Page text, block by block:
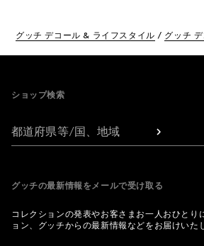
グッチ デコール & ライフスタイル グッチ
ショップ検索
都道府県等/国、地域
グッチの最新情報をメールで受け取る
コレクションの発表やお客さまお一人おひとり
ョン、グッチからの最新情報などをお届けいた